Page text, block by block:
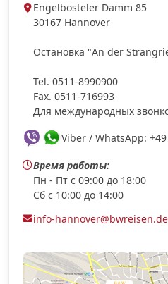
Engelbosteler Damm 85
30167 Hannover
Ocтановка "An der
Tel. 0511-8990900
Fax. 0511-716993
Для международных
Viber / WhatsApp:
Время работы:
Пн - Пт с 09:00 до 18:00
Сб с 10:00 до 14:00
info-hannover@bwreisen.de